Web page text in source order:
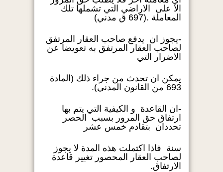
الا على الاراضي التي تشملها تلك
المعاملة .(697 ق مدني)
-يجوز ان يدفع صاحب العقار المرتفق
لصاحب العقار المرتفق به تعويضا عن
الاضرار التي
يمكن ان تحدث من جراء ذلك (المادة
693 من القانون المدني).
-ان القاعدة و الكيفية التي يتم بها
ارتفاق حق المرور بسبب الحصر
تحددان بتقادم خمس عشر
سنة فاذا اكتملت هذه المدة لا يجوز
لصاحب العقار المحصور تغيير قاعدة
الارتفاق.